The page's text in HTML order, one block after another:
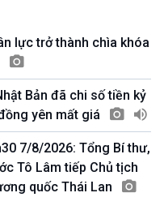
vàng
đảo Việt Nam
Tâm tình biên giới và hải
Tìm hiểu biển, đảo Việt
nhìn VOV1
Bình luận
lực trở thành chìa khóa
Bản đã chi số tiền kỷ
yên mất giá
7/8/2026: Tổng Bí thư,
Tô Lâm tiếp Chủ tịch
quốc Thái Lan